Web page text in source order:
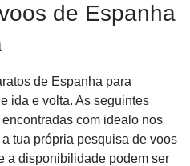
de Espanha
de Espanha para
ida e volta. As seguintes
com idealo nos
tua própria pesquisa de voos
a disponibilidade podem ser